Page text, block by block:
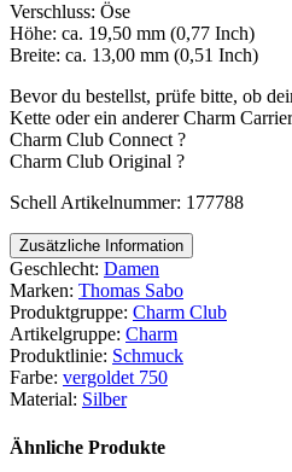
Verschluss: Öse
Höhe: ca. 19,50 mm (0,77 Inch)
Breite: ca. 13,00 mm (0,51 Inch)
Bevor du bestellst, prüfe bitte, ob
Kette oder ein anderer Charm
Charm Club Connect ?
Charm Club Original ?
Schell Artikelnummer: 177788
Zusätzliche Information
Geschlecht: Damen
Marken: Thomas Sabo
Produktgruppe: Charm Club
Artikelgruppe: Charm
Produktlinie: Schmuck
Farbe: vergoldet 750
Material: Silber
Ähnliche Produkte